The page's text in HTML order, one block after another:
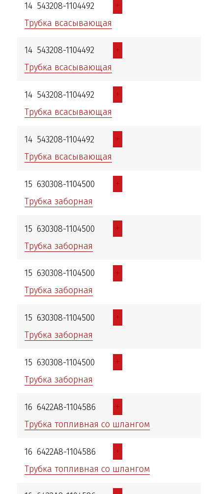
14 543208-1104492
+
Трубка всасывающая
14 543208-1104492
+
Трубка всасывающая
14 543208-1104492
+
Трубка всасывающая
14 543208-1104492
+
Трубка всасывающая
15 630308-1104500
+
Трубка заборная
15 630308-1104500
+
Трубка заборная
15 630308-1104500
+
Трубка заборная
15 630308-1104500
+
Трубка заборная
15 630308-1104500
+
Трубка заборная
16 6422А8-1104586
+
Трубка топливная со шлангом
16 6422А8-1104586
+
Трубка топливная со шлангом